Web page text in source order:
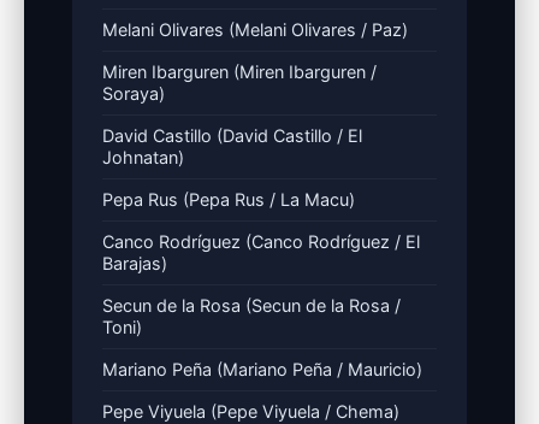
Melani Olivares (Melani Olivares / Paz)
Miren Ibarguren (Miren Ibarguren /
Soraya)
David Castillo (David Castillo / El
Johnatan)
Pepa Rus (Pepa Rus / La Macu)
Canco Rodríguez (Canco Rodríguez / El
Barajas)
Secun de la Rosa (Secun de la Rosa /
Toni)
Mariano Peña (Mariano Peña / Mauricio)
Pepe Viyuela (Pepe Viyuela / Chema)